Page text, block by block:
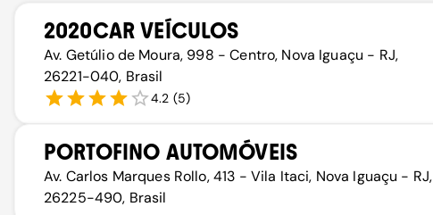
2020CAR VEÍCULOS
Av. Getúlio de Moura, 998 - Centro, Nova Iguaçu - RJ,
26221-040, Brasil
4.2 (5)
PORTOFINO AUTOMÓVEIS
Av. Carlos Marques Rollo, 413 - Vila Itaci, Nova Iguaçu - RJ,
26225-490, Brasil